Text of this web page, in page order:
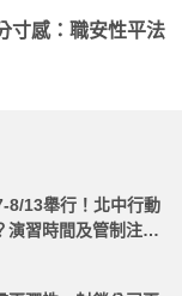
寸感：職安性平法
8/13舉行！北中行動
演習時間及管制注意